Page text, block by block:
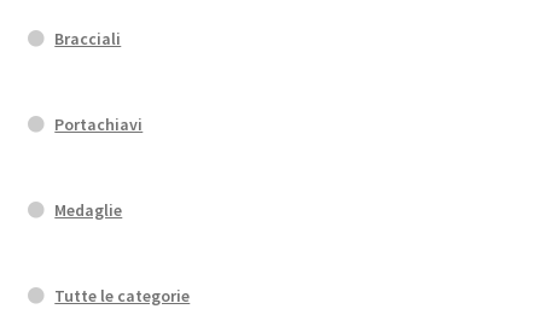
Bracciali
Portachiavi
Medaglie
Tutte le categorie